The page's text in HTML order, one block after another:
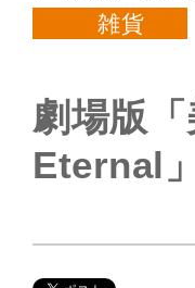
雑貨
劇場版
Eternal